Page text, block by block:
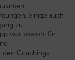
einige auch
zu
war sowohl für
den Coachings